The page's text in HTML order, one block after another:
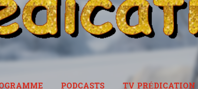
PODCASTS TV PRÉDICATION